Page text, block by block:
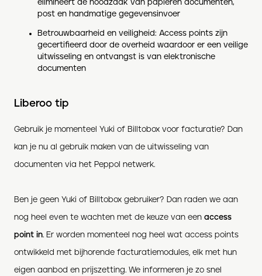
elimineert de noodzaak van papieren documenten,
post en handmatige gegevensinvoer
Betrouwbaarheid en veiligheid: Access points zijn
gecertifieerd door de overheid waardoor er een veilige
uitwisseling en ontvangst is van elektronische
documenten
Liberoo tip
Gebruik je momenteel Yuki of Billtobox voor facturatie? Dan
kan je nu al gebruik maken van de uitwisseling van
documenten via het Peppol netwerk.
Ben je geen Yuki of Billtobox gebruiker? Dan raden we aan
nog heel even te wachten met de keuze van een access
point in. Er worden momenteel nog heel wat access points
ontwikkeld met bijhorende facturatiemodules, elk met hun
eigen aanbod en prijszetting. We informeren je zo snel